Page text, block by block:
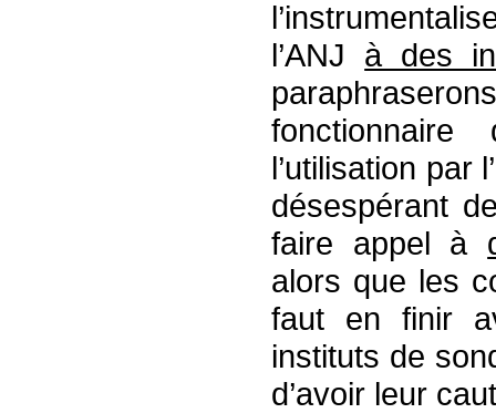
l’ANJ à des
l’utilisation par
désespérant
faire appel à
alors que les
faut en finir
instituts de
d’avoir leur